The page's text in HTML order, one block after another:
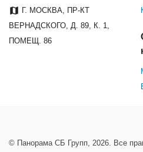
Г. МОСКВА, ПР-КТ
ВЕРНАДСКОГО, Д. 89, К. 1,
ПОМЕЩ. 86
© Панорама СБ Групп, 2026. Все